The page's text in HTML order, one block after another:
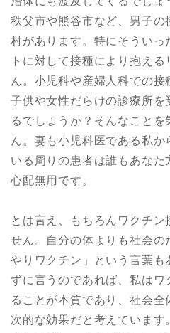
秩父市や熊谷市など、男子の
村があります。特にそういっ
トに対して接種により抱え
ん。小児科や産婦人科での
子供や女性だらけの診療所を
るでしょうか？そんなこと
ん。妻も小児科医である私か
いる周りの患者は誰もあな
心配無用です。
とは言え、もちろんワクチン
せん。自分の体よりも社会の
やりワクチン」という言葉も
ずに言うのであれば、私はワ
ることが本質であり、社会全
次的な効果だと考えています